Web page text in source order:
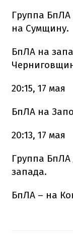
Группа БпЛА
на Сумщину.
БпЛА на
20:15, 17 мая
БпЛА на
20:13, 17 мая
Группа
запада.
БпЛА – на